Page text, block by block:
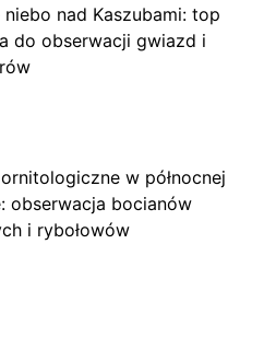
niebo nad Kaszubami: top
do obserwacji gwiazd i
w północnej
obserwacja bocianów
i rybołowów